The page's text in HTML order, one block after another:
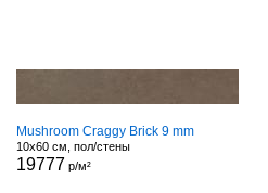
Mushroom Craggy Brick 9 mm
10x60 см, пол/стены
19777 р/м²